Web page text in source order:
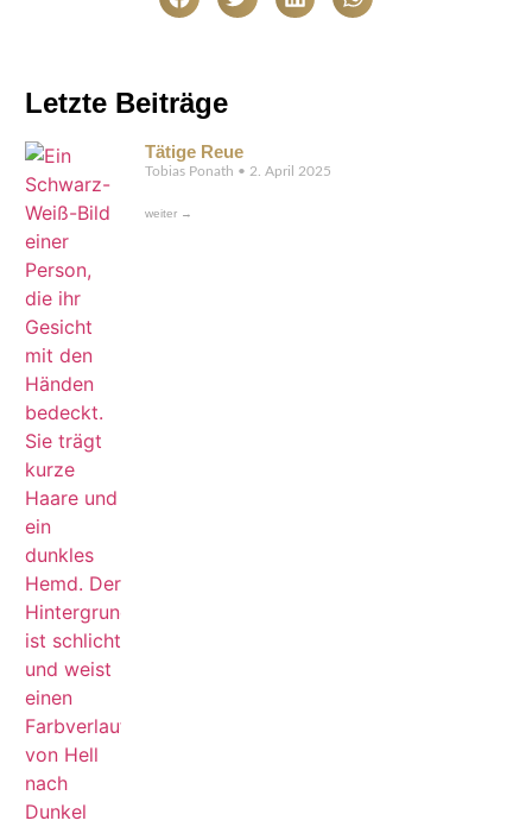
Letzte Beiträge
Tätige Reue
Tobias Ponath 2. April 2025
weiter →